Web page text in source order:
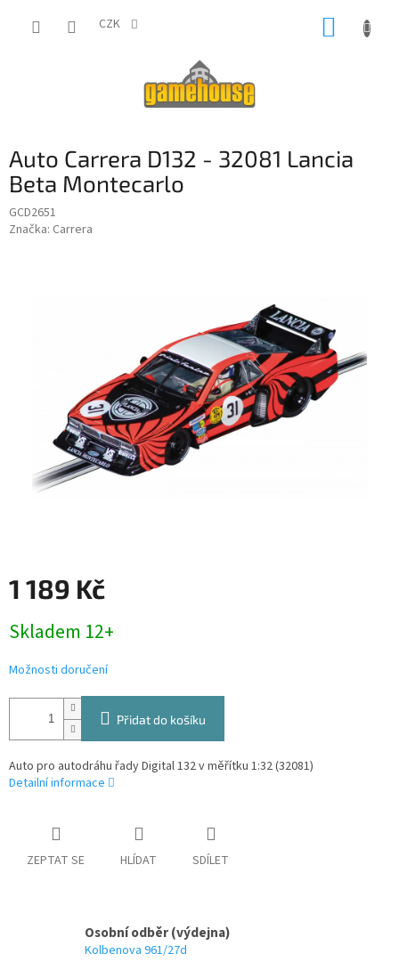
CZK
Auto Carrera D132 - 32081 Lancia
Beta Montecarlo
GCD2651
Značka: Carrera
1 189 Kč
cena:
Skladem 12+
Možnosti doručení
Přidat do košíku
Auto pro autodráhu řady Digital 132 v měřítku 1:32 (32081)
Detailní informace
ZEPTAT SE HLÍDAT SDÍLET
Osobní odběr (výdejna)
Kolbenova 961/27d